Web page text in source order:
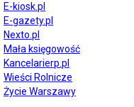
E-kiosk.pl
E-gazety.pl
Nexto.pl
Mała księgowość
Kancelarierp.pl
Wieści Rolnicze
Życie Warszawy